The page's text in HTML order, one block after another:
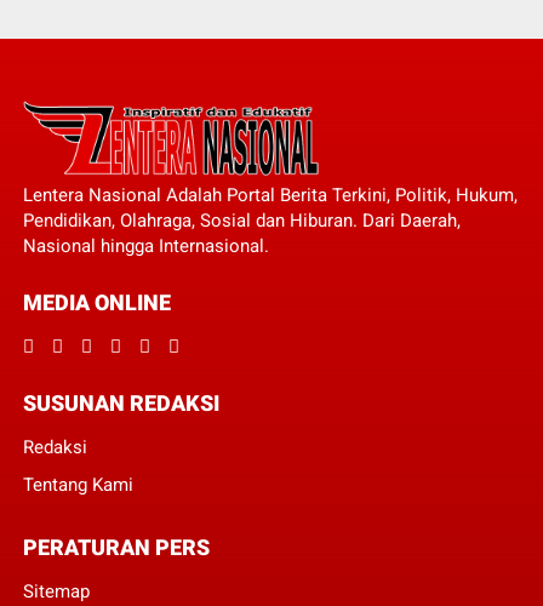
Lentera Nasional Adalah Portal Berita Terkini, Politik, Hukum,
Pendidikan, Olahraga, Sosial dan Hiburan. Dari Daerah,
Nasional hingga Internasional.
MEDIA ONLINE
SUSUNAN REDAKSI
Redaksi
Tentang Kami
PERATURAN PERS
Sitemap